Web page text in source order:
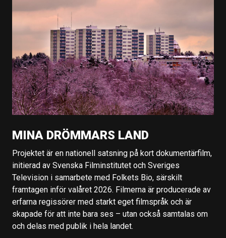
MINA DRÖMMARS LAND
Projektet är en nationell satsning på kort dokumentärfilm,
initierad av Svenska Filminstitutet och Sveriges
Television i samarbete med Folkets Bio, särskilt
framtagen inför valåret 2026. Filmerna är producerade av
erfarna regissörer med starkt eget filmspråk och är
skapade för att inte bara ses – utan också samtalas om
och delas med publik i hela landet.